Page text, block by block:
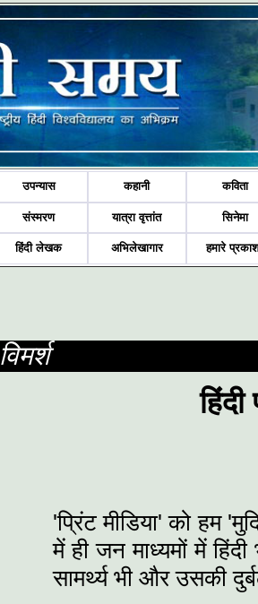
उपन्यास कहानी कविता
संस्मरण यात्रा वृत्तांत सिनेमा
हिंदी लेखक अभिलेखागार हमारे
विमर्श
'प्रिंट मीडिया' को हम
में ही जन माध्यमों में
सामर्थ्य भी और उसकी